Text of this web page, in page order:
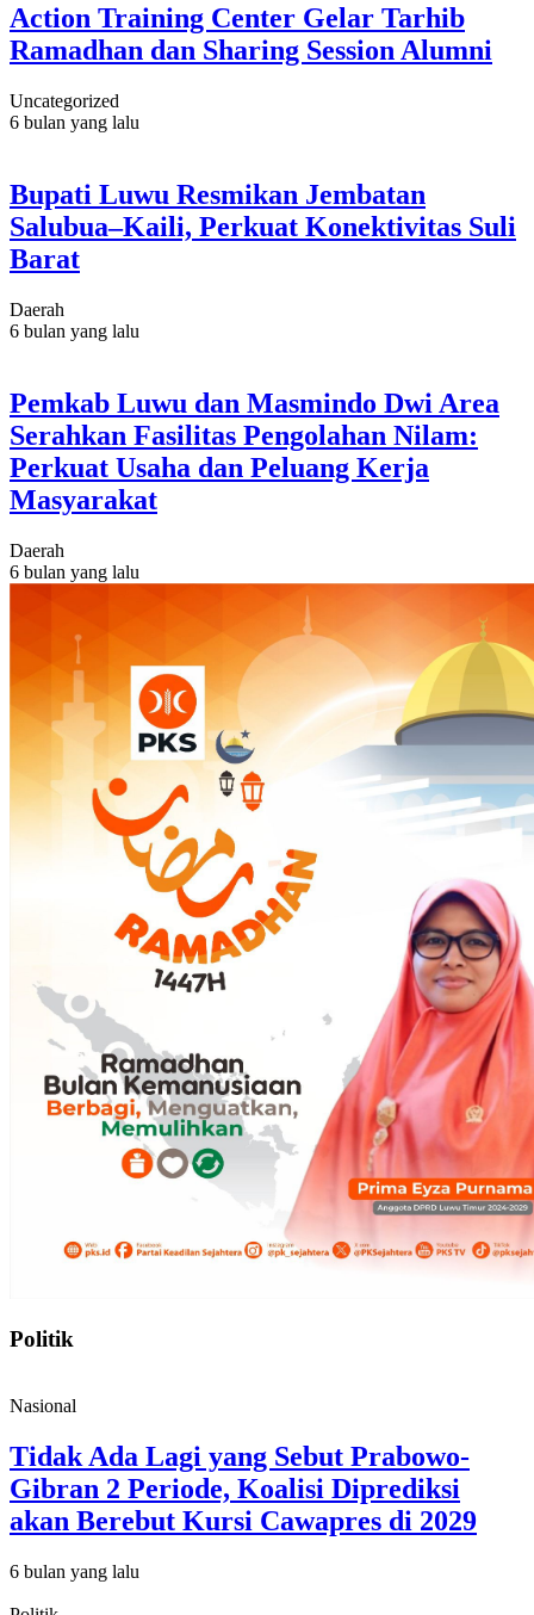
Action Training Center Gelar Tarhib
Ramadhan dan Sharing Session Alumni
Uncategorized
6 bulan yang lalu
Bupati Luwu Resmikan Jembatan
Salubua–Kaili, Perkuat Konektivitas Suli
Barat
Daerah
6 bulan yang lalu
Pemkab Luwu dan Masmindo Dwi Area
Serahkan Fasilitas Pengolahan Nilam:
Perkuat Usaha dan Peluang Kerja
Masyarakat
Daerah
6 bulan yang lalu
Politik
Nasional
Tidak Ada Lagi yang Sebut Prabowo-
Gibran 2 Periode, Koalisi Diprediksi
akan Berebut Kursi Cawapres di 2029
6 bulan yang lalu